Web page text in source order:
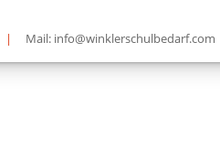
| Mail: info@winklerschulbedarf.com